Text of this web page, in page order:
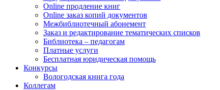
Online продление книг
Online заказ копий документов
Межбиблиотечный абонемент
Заказ и редактирование тематических списков
Библиотека – педагогам
Платные услуги
Бесплатная юридическая помощь
Конкурсы
Вологодская книга года
Коллегам